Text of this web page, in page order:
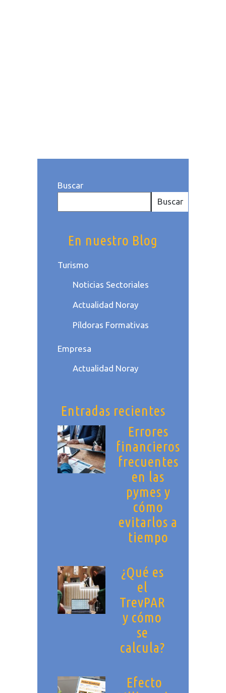
Buscar
Buscar
En nuestro Blog
Turismo
Noticias Sectoriales
Actualidad Noray
Píldoras Formativas
Empresa
Actualidad Noray
Entradas recientes
Errores
financieros
frecuentes
en las
pymes y
cómo
evitarlos a
tiempo
¿Qué es
el
TrevPAR
y cómo
se
calcula?
Efecto